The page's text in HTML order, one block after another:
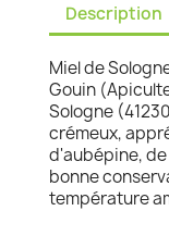
Description
Miel de
Gouin
Sologne
crémeux,
d'aubépine,
bonne
température